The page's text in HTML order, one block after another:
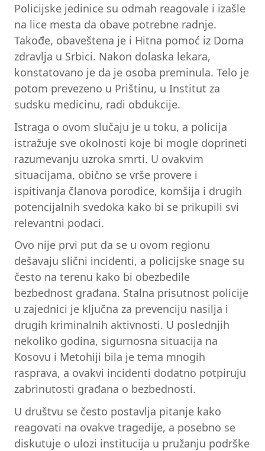
Policijske jedinice su odmah reagovale i izašle
na lice mesta da obave potrebne radnje.
Takođe, obaveštena je i Hitna pomoć iz Doma
zdravlja u Srbici. Nakon dolaska lekara,
konstatovano je da je osoba preminula. Telo je
potom prevezeno u Prištinu, u Institut za
sudsku medicinu, radi obdukcije.
Istraga o ovom slučaju je u toku, a policija
istražuje sve okolnosti koje bi mogle doprineti
razumevanju uzroka smrti. U ovakvim
situacijama, obično se vrše provere i
ispitivanja članova porodice, komšija i drugih
potencijalnih svedoka kako bi se prikupili svi
relevantni podaci.
Ovo nije prvi put da se u ovom regionu
dešavaju slični incidenti, a policijske snage su
često na terenu kako bi obezbedile
bezbednost građana. Stalna prisutnost policije
u zajednici je ključna za prevenciju nasilja i
drugih kriminalnih aktivnosti. U poslednjih
nekoliko godina, sigurnosna situacija na
Kosovu i Metohiji bila je tema mnogih
rasprava, a ovakvi incidenti dodatno potpiruju
zabrinutosti građana o bezbednosti.
U društvu se često postavlja pitanje kako
reagovati na ovakve tragedije, a posebno se
diskutuje o ulozi institucija u pružanju podrške